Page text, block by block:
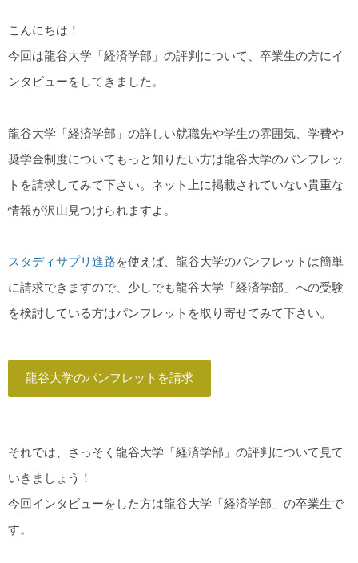
こんにちは！
今回は龍谷大学「経済学部」の評判について、卒業生の方にイ
ンタビューをしてきました。
龍谷大学「経済学部」の詳しい就職先や学生の雰囲気、学費や
奨学金制度についてもっと知りたい方は龍谷大学のパンフレッ
トを請求してみて下さい。ネット上に掲載されていない貴重な
情報が沢山見つけられますよ。
スタディサプリ進路を使えば、龍谷大学のパンフレットは簡単
に請求できますので、少しでも龍谷大学「経済学部」への受験
を検討している方はパンフレットを取り寄せてみて下さい。
龍谷大学のパンフレットを請求
それでは、さっそく龍谷大学「経済学部」の評判について見て
いきましょう！
今回インタビューをした方は龍谷大学「経済学部」の卒業生で
す。